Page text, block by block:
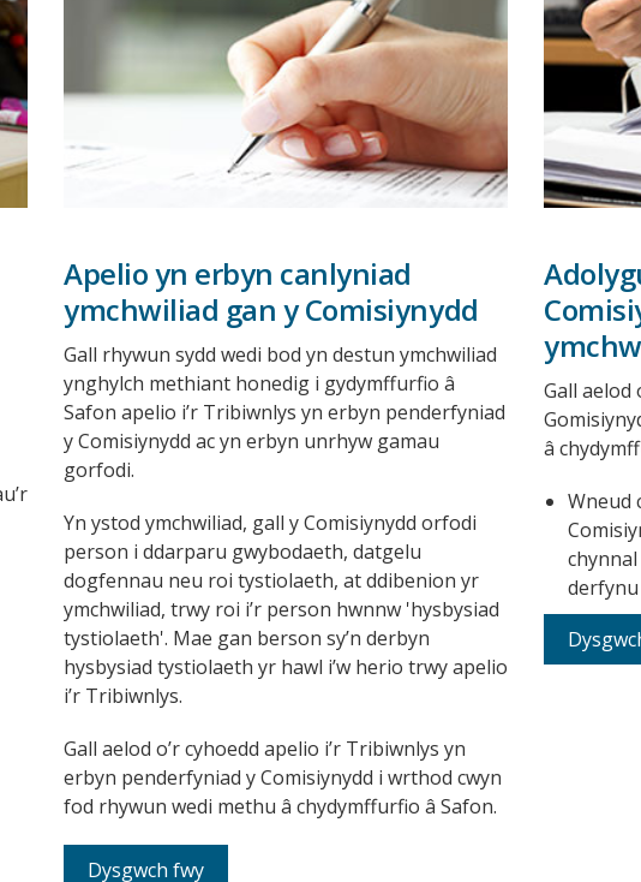
Apelio yn erbyn canlyniad
ymchwiliad gan y Comisiynydd
Gall rhywun sydd wedi bod yn destun ymchwiliad
ynghylch methiant honedig i gydymffurfio
Safon apelio i’r Tribiwnlys yn erbyn penderfyniad
y Comisiynydd ac yn erbyn unrhyw gamau
gorfodi.
Yn ystod ymchwiliad, gall y Comisiynydd orfodi
person i ddarparu gwybodaeth, datgelu
dogfennau neu roi tystiolaeth, at ddibenion yr
ymchwiliad, trwy roi i’r person hwnnw 'hysbysiad
tystiolaeth'. Mae gan berson sy’n derbyn
hysbysiad tystiolaeth yr hawl i’w herio trwy apelio
i’r Tribiwnlys.
Gall aelod o’r cyhoedd apelio i’r Tribiwnlys yn
erbyn penderfyniad y Comisiynydd i wrthod cwyn
fod rhywun wedi methu â chydymffurfio â Safon.
Dysgwch fwy
Gall aelod
Wneud
derfynu